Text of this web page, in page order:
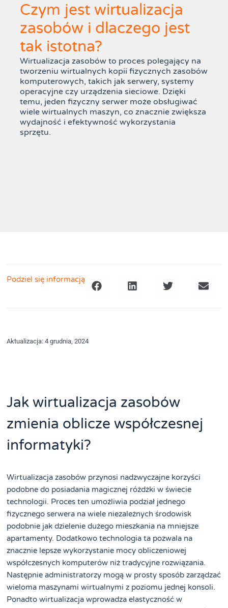
Czym jest wirtualizacja
zasobów i dlaczego jest
tak istotna?
Wirtualizacja zasobów to proces polegający na
tworzeniu wirtualnych kopii fizycznych zasobów
komputerowych, takich jak serwery, systemy
operacyjne czy urządzenia sieciowe. Dzięki
temu, jeden fizyczny serwer może obsługiwać
wiele wirtualnych maszyn, co znacznie zwiększa
wydajność i efektywność wykorzystania
sprzętu.
Podziel się informacją
Aktualizacja: 4 grudnia, 2024
Jak wirtualizacja zasobów
zmienia oblicze współczesnej
informatyki?
Wirtualizacja zasobów przynosi nadzwyczajne korzyści
podobne do posiadania magicznej różdżki w świecie
technologii. Proces ten umożliwia podział jednego
fizycznego serwera na wiele niezależnych środowisk
podobnie jak dzielenie dużego mieszkania na mniejsze
apartamenty. Dodatkowo technologia ta pozwala na
znacznie lepsze wykorzystanie mocy obliczeniowej
współczesnych komputerów niż tradycyjne rozwiązania.
Następnie administratorzy mogą w prosty sposób zarządzać
wieloma maszynami wirtualnymi z poziomu jednej konsoli.
Ponadto wirtualizacja wprowadza elastyczność w